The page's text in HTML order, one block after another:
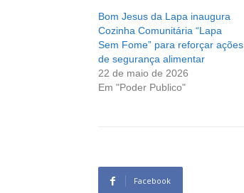
Bom Jesus da Lapa inaugura
Cozinha Comunitária “Lapa
Sem Fome” para reforçar ações
de segurança alimentar
22 de maio de 2026
Em "Poder Publico"
Facebook